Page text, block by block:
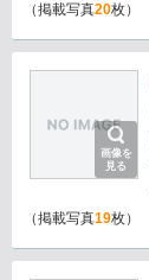
（掲載写真20枚）
画像を
見る
（掲載写真19枚）